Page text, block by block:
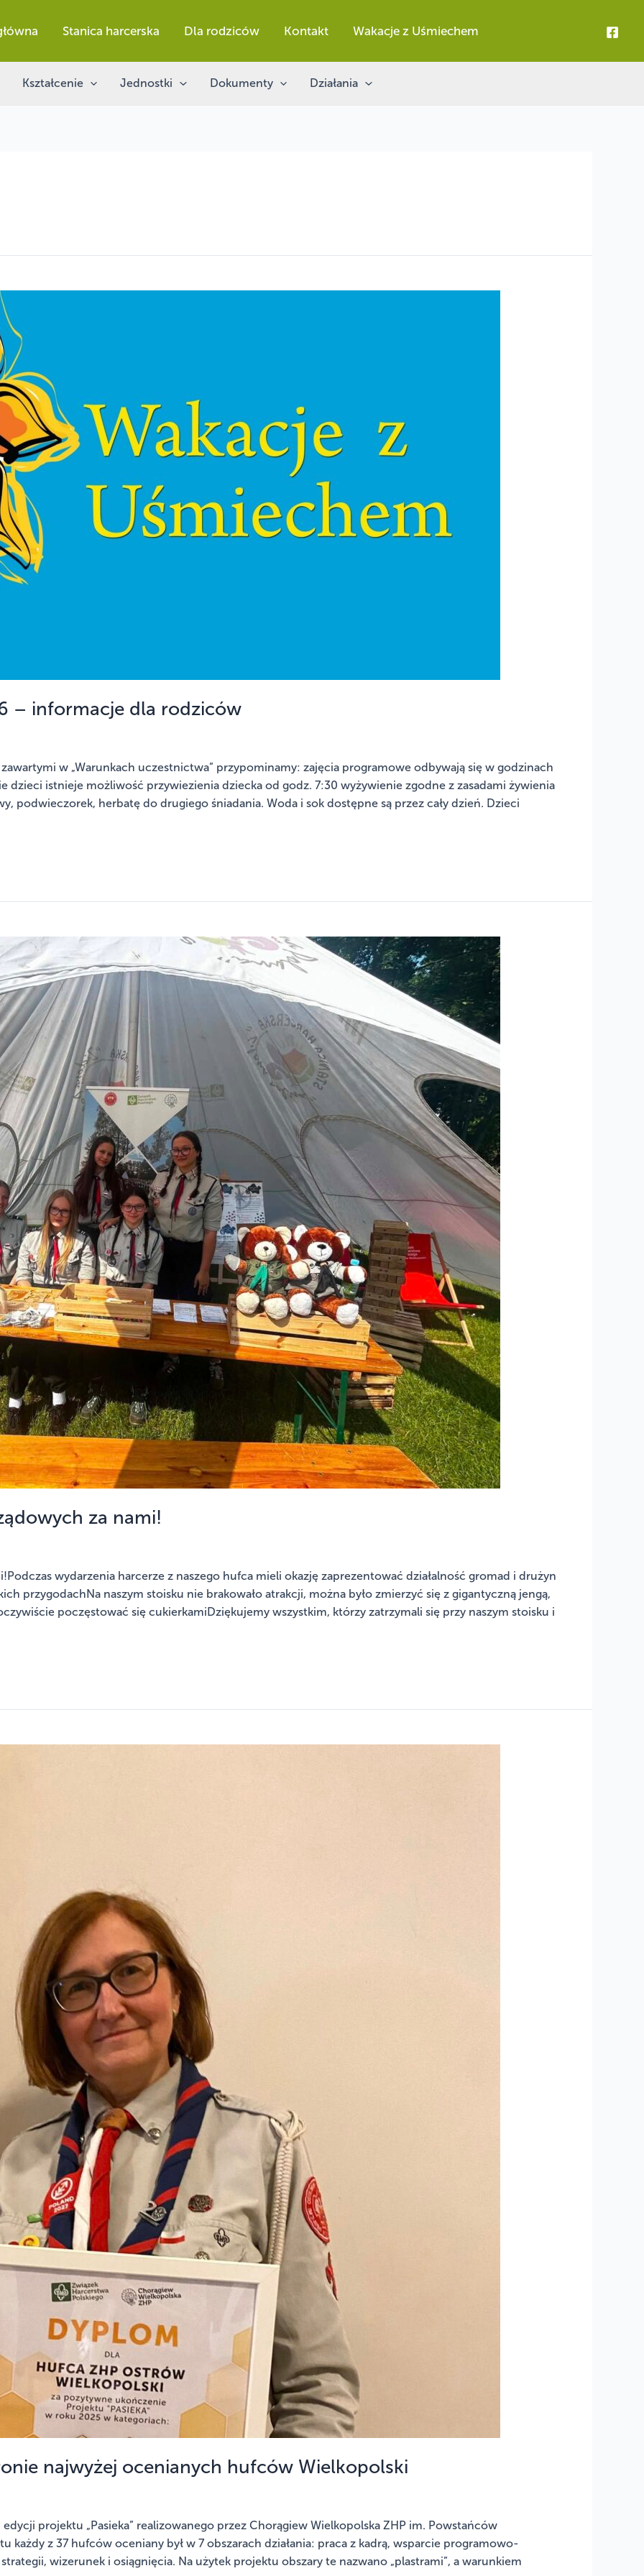
Stanica harcerska Dla rodziców Kontakt Wakacje z Uśmiechem
Kształcenie Jednostki Dokumenty Działania
– informacje dla rodziców
w „Warunkach uczestnictwa” przypominamy: zajęcia programowe odbywają się w godzinach
istnieje możliwość przywiezienia dziecka od godz. 7:30 wyżywienie zgodne z zasadami żywienia
podwieczorek, herbatę do drugiego śniadania. Woda i sok dostępne są przez cały dzień. Dzieci
za nami!
wydarzenia harcerze z naszego hufca mieli okazję zaprezentować działalność gromad i drużyn
przygodachNa naszym stoisku nie brakowało atrakcji, można było zmierzyć się z gigantyczną jengą,
poczęstować się cukierkamiDziękujemy wszystkim, którzy zatrzymali się przy naszym stoisku i
najwyżej ocenianych hufców Wielkopolski
projektu „Pasieka” realizowanego przez Chorągiew Wielkopolska ZHP im. Powstańców
każdy z 37 hufców oceniany był w 7 obszarach działania: praca z kadrą, wsparcie programowo-
wizerunek i osiągnięcia. Na użytek projektu obszary te nazwano „plastrami”, a warunkiem